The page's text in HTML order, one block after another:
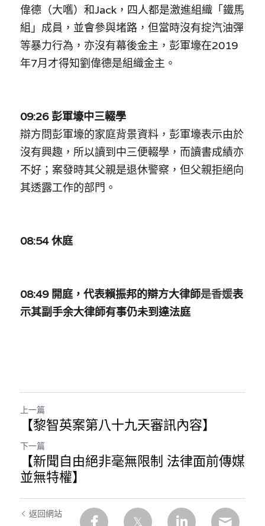
偉德（大嚿）和Jack，四人都是激進組織「鐵馬
組」成員，並會參與堵路，但當時沒有掟汽油彈
等暴力行為，亦沒有幕後金主，彭軍壕在2019
年7月才得知劉偉德是組織金主。
09:26 彭軍壕中三輟學
辯方問彭軍壕的家庭背景資料，彭軍壕表示由於
沒有興趣，所以讀到中三便輟學，而讀書成績亦
不好；案發時其父親是退休警察，但父親拒絕向
其透露工作的部門。
08:54 休庭
08:49 開庭，代表賴振邦的辯方大律師是香媛表
示其副手余大律師有事仍未到達法庭
上一篇
【黎智英案第八十九天審訊內容】
下一篇
【新聞自由絕非毫無限制 法律面前傳媒
並無特權】
返回網站